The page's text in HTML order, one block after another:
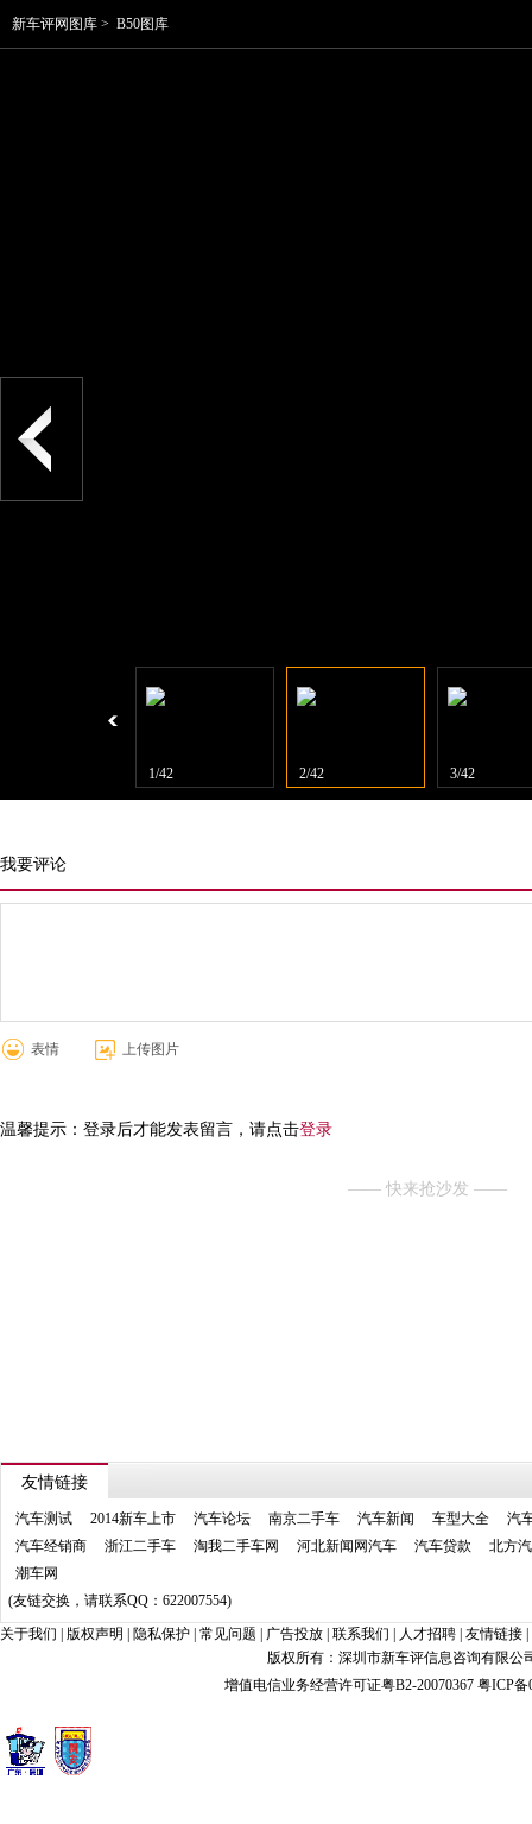
新车评网图库 > B50图库
1/42 2/42 3/42
我要评论
表情 上传图片
温馨提示：登录后才能发表留言，请点击登录
—— 快来抢沙发 ——
友情链接
汽车测试 2014新车上市 汽车论坛 南京二手车 汽车新闻 车型大全
汽
汽车经销商
浙江二手车 淘我二手车网 河北新闻网汽车 汽车贷款
北方
潮车网
(友链交换，请联系QQ：622007554)
关于我们
版权声明 隐私保护 常见问题 广告投放 联系我们 人才招聘 友情链接
版权所有：深圳市新车评信息咨询有限公
增值电信业务经营许可证粤B2-20070367 粤ICP备